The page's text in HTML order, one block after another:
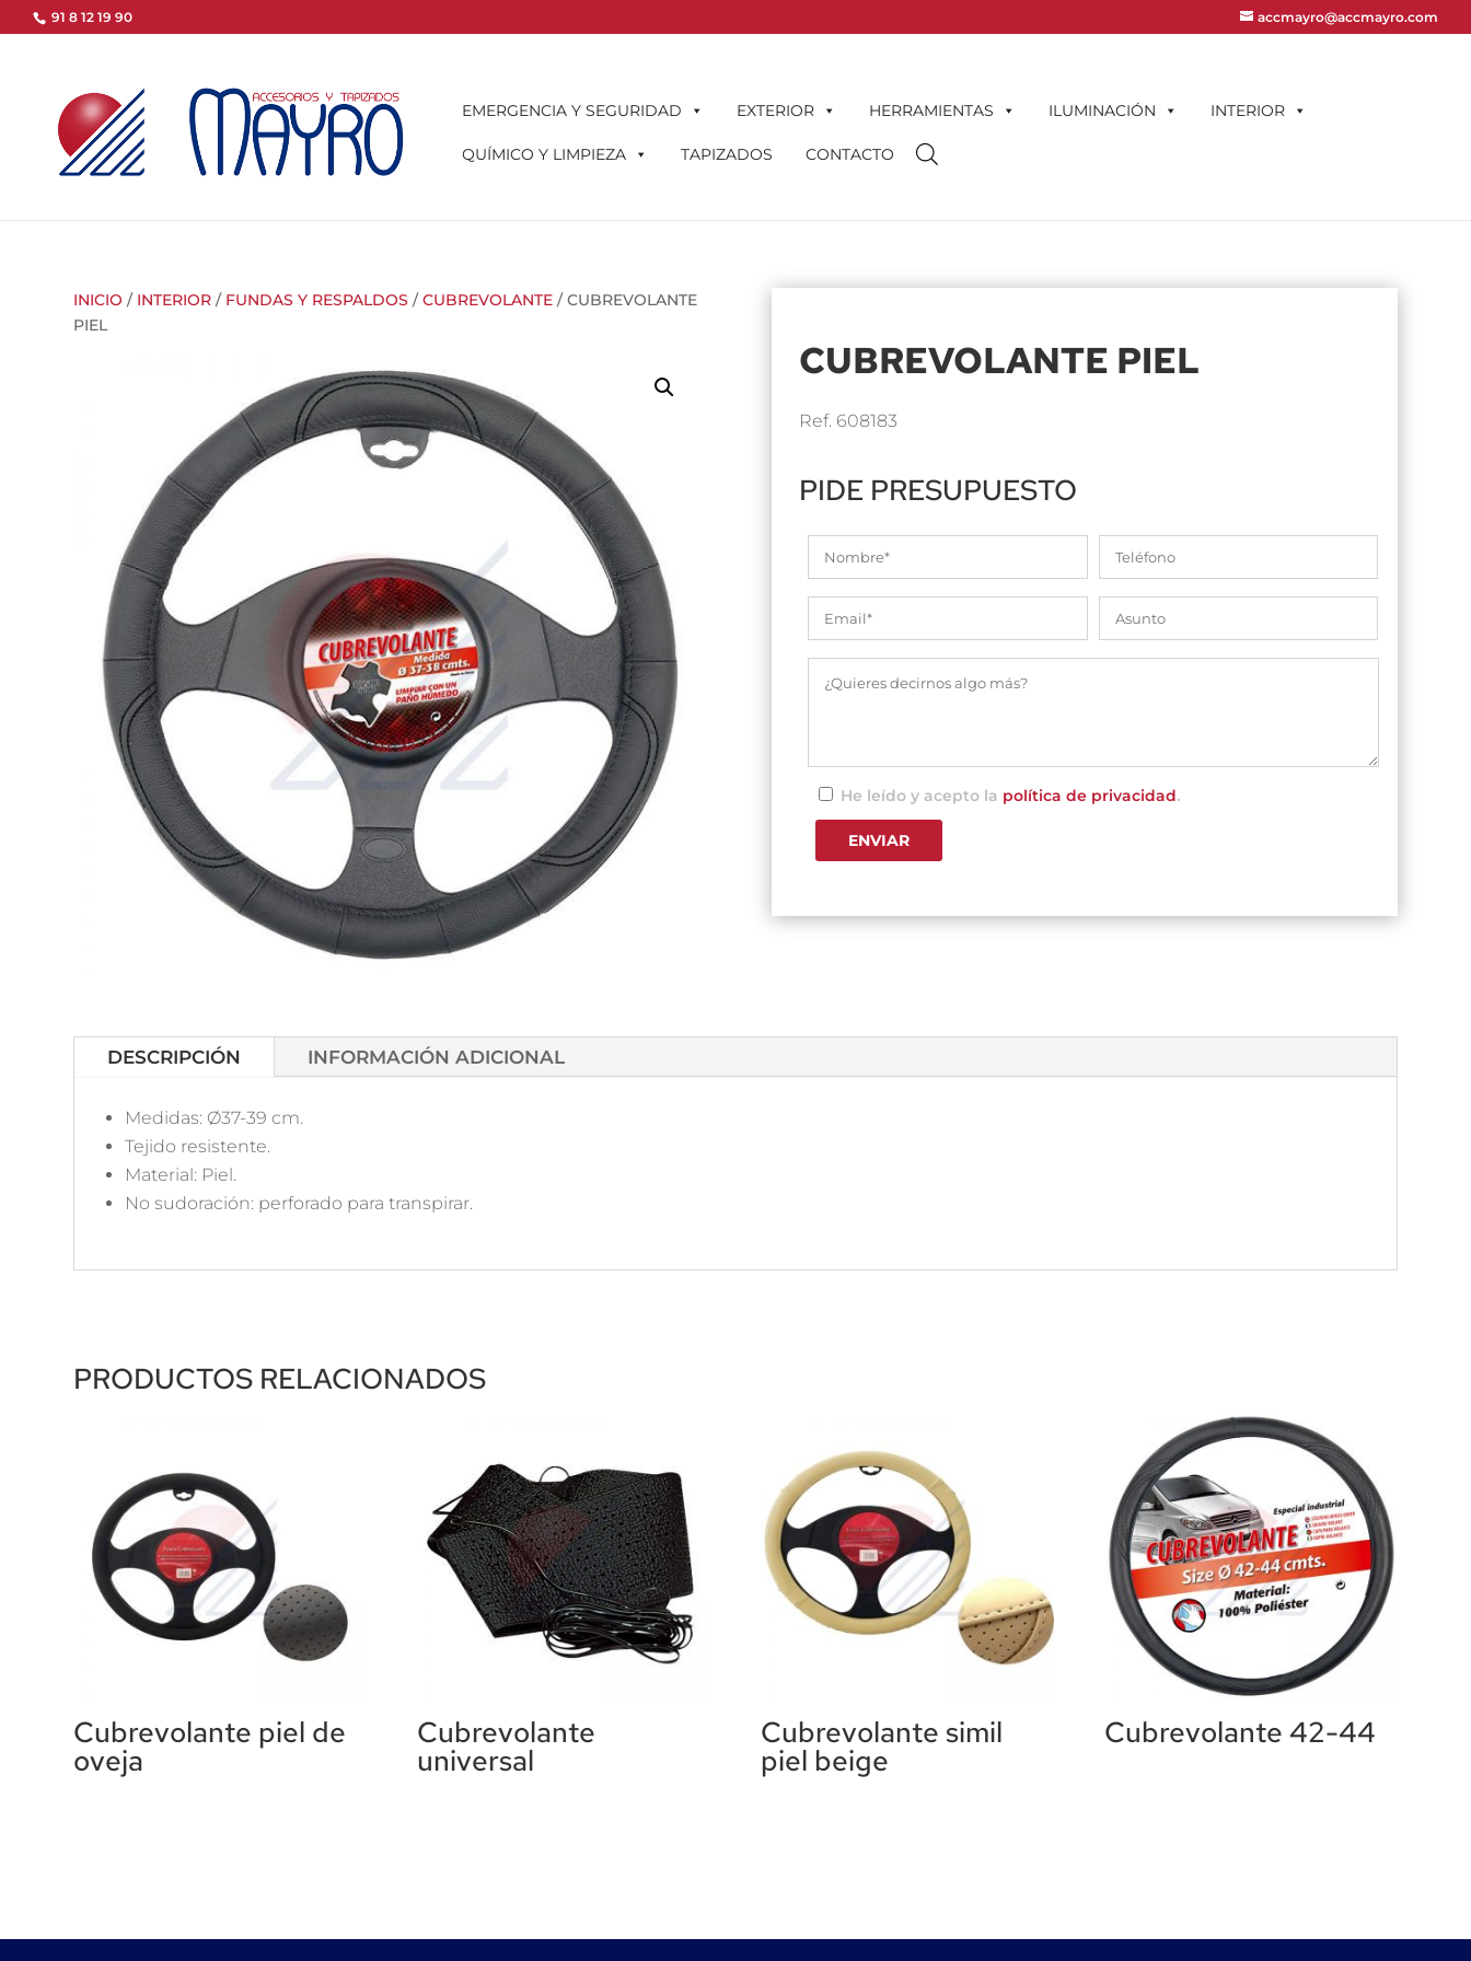
91 8 12 19 90 accmayro@accmayro.com
EMERGENCIA Y SEGURIDAD EXTERIOR HERRAMIENTAS ILUMINACIÓN INTERIOR
QUÍMICO Y LIMPIEZA TAPIZADOS CONTACTO
INICIO / INTERIOR / FUNDAS Y RESPALDOS /CUBREVOLANTE / CUBREVOLANTE
PIEL
CUBREVOLANTE PIEL
Ref. 608183
PIDE PRESUPUESTO
He leído y acepto la política de privacidad.
DESCRIPCIÓN INFORMACIÓN ADICIONAL
Medidas: Ø37-39 cm.
Tejido resistente.
Material: Piel.
No sudoración: perforado para transpirar.
PRODUCTOS RELACIONADOS
Cubrevolante piel de
oveja
Cubrevolante
universal
Cubrevolante simil
piel beige
Cubrevolante 42-44